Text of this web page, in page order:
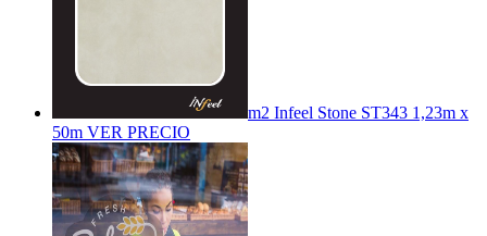
m2 Infeel Stone ST343 1,23m x
50m VER PRECIO